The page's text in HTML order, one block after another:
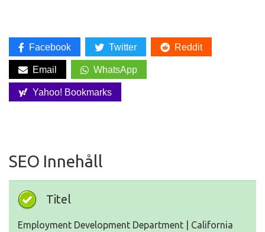
Facebook Twitter Reddit
Email WhatsApp
Yahoo! Bookmarks
SEO Innehåll
Titel
Employment Development Department | California